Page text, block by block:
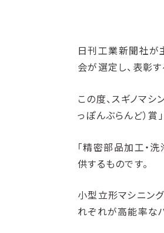
日刊工業新聞社が
会が選定し、表彰す
この度、スギノマ
っぽんぶらんど）賞
「精密部品加工・
供するものです。
小型立形マシニング
れぞれが高能率な